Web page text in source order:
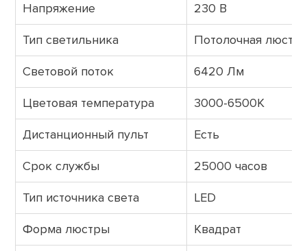
Напряжение 230 В
Тип светильника Потолочная люстра
Световой поток 6420 Лм
Цветовая температура 3000-6500К
Дистанционный пульт Есть
Срок службы 25000 часов
Тип источника света LED
Форма люстры Квадрат